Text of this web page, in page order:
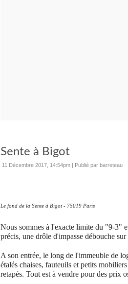
Sente à Bigot
11 Décembre 2017, 14:54pm | Publié par barreteau
Le fond de la Sente à Bigot - 75019 Paris
Nous sommes à l'exacte limite du "9-3"
précis, une drôle d'impasse débouche
A son entrée, le long de l'immeuble de
étalés chaises, fauteuils et petits
retapés. Tout est à vendre pour des prix